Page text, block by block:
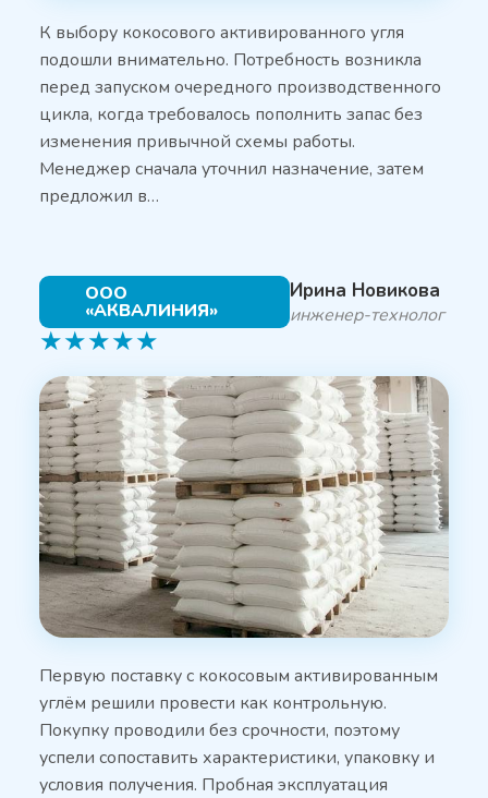
К выбору кокосового активированного угля
подошли внимательно. Потребность возникла
перед запуском очередного производственного
цикла, когда требовалось пополнить запас без
изменения привычной схемы работы.
Менеджер сначала уточнил назначение, затем
предложил в…
ООО
«АКВАЛИНИЯ»
Ирина Новикова
инженер-технолог
★★★★★
Первую поставку с кокосовым активированным
углём решили провести как контрольную.
Покупку проводили без срочности, поэтому
успели сопоставить характеристики, упаковку и
условия получения. Пробная эксплуатация